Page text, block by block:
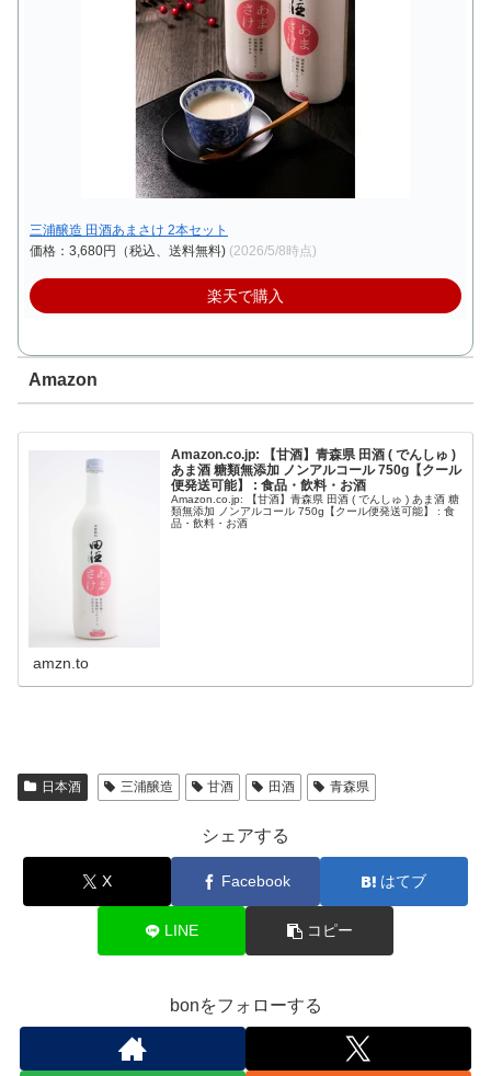
三浦醸造 田酒あまさけ 2本セット
価格：3,680円（税込、送料無料) (2026/5/8時点)
楽天で購入
Amazon
Amazon.co.jp: 【甘酒】青森県 田酒 ( でんしゅ )
あま酒 糖類無添加 ノンアルコール 750g【クール
便発送可能】 : 食品・飲料・お酒
Amazon.co.jp: 【甘酒】青森県 田酒 ( でんしゅ ) あま酒 糖
類無添加 ノンアルコール 750g【クール便発送可能】 : 食
品・飲料・お酒
amzn.to
日本酒 三浦醸造 甘酒 田酒 青森県
シェアする
X Facebook はてブ
LINE コピー
bonをフォローする